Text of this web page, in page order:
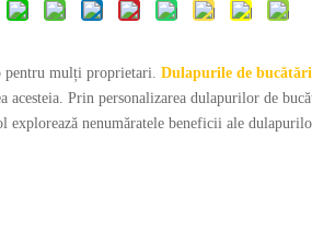
pentru mulți proprietari. Dulapurile de
Prin personalizarea dulapurilor de
nenumăratele beneficii ale